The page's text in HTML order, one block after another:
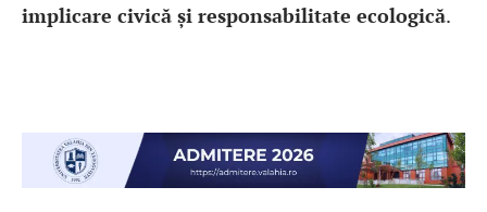
implicare civică și responsabilitate ecologică.